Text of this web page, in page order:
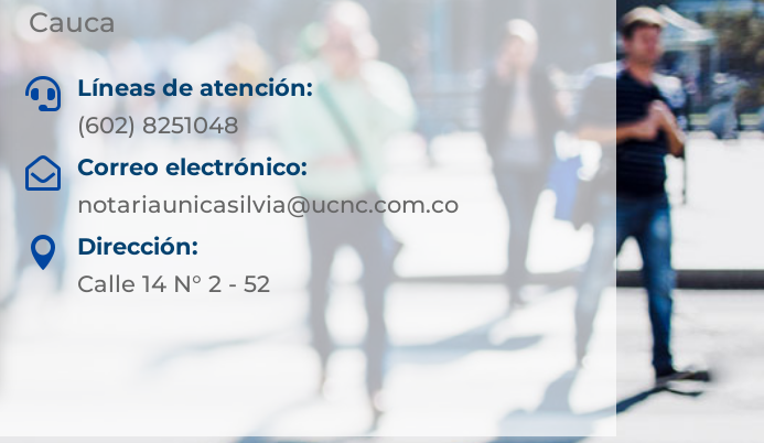
Cauca

Líneas de atención:
(602) 8251048
 Correo electrónico:
notariaunicasilvia@ucnc.com.co

Dirección:
Calle 14 N° 2 - 52